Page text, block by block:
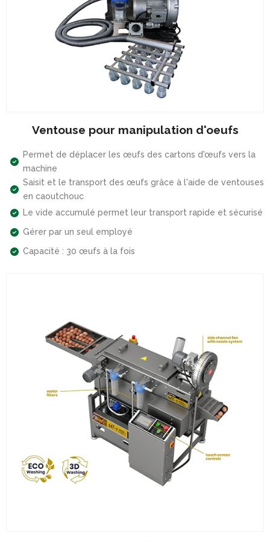
Ventouse pour manipulation d'oeufs
Permet de déplacer les œufs des cartons d'œufs vers la
machine
Saisit et le transport des œufs grâce à l'aide de ventouses
en caoutchouc
Le vide accumulé permet leur transport rapide et sécurisé
Gérer par un seul employé
Capacité : 30 œufs à la fois